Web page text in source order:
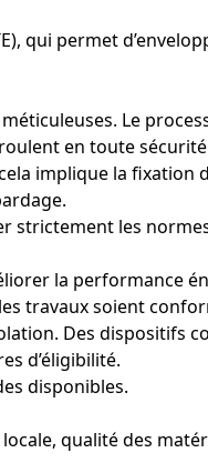
qui permet
Le
en toute
implique la
les
la performance
travaux soient
Des dispositifs
d’éligibilité.
disponibles.
qualité des